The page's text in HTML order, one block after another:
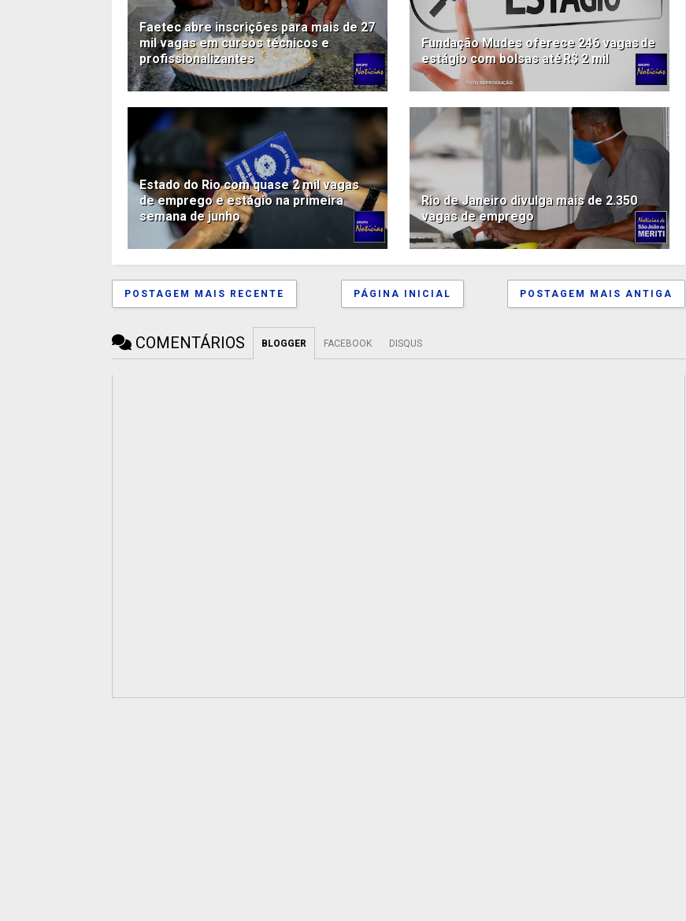
Faetec abre inscrições para mais de 27
mil vagas em cursos técnicos e
profissionalizantes
Fundação Mudes oferece 246 vagas de
estágio com bolsas até R$ 2 mil
Estado do Rio com quase 2 mil vagas
de emprego e estágio na primeira
semana de junho
Rio de Janeiro divulga mais de 2.350
vagas de emprego
POSTAGEM MAIS RECENTE POSTAGEM MAIS ANTIGA
PÁGINA INICIAL
COMENTÁRIOS BLOGGER FACEBOOK DISQUS